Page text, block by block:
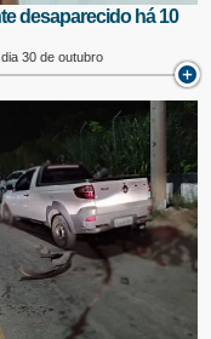
desaparecido há 10
30 de outubro